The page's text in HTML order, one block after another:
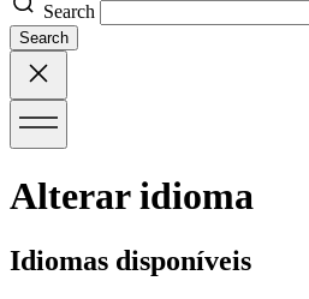
Search
Search
Alterar idioma
Idiomas disponíveis